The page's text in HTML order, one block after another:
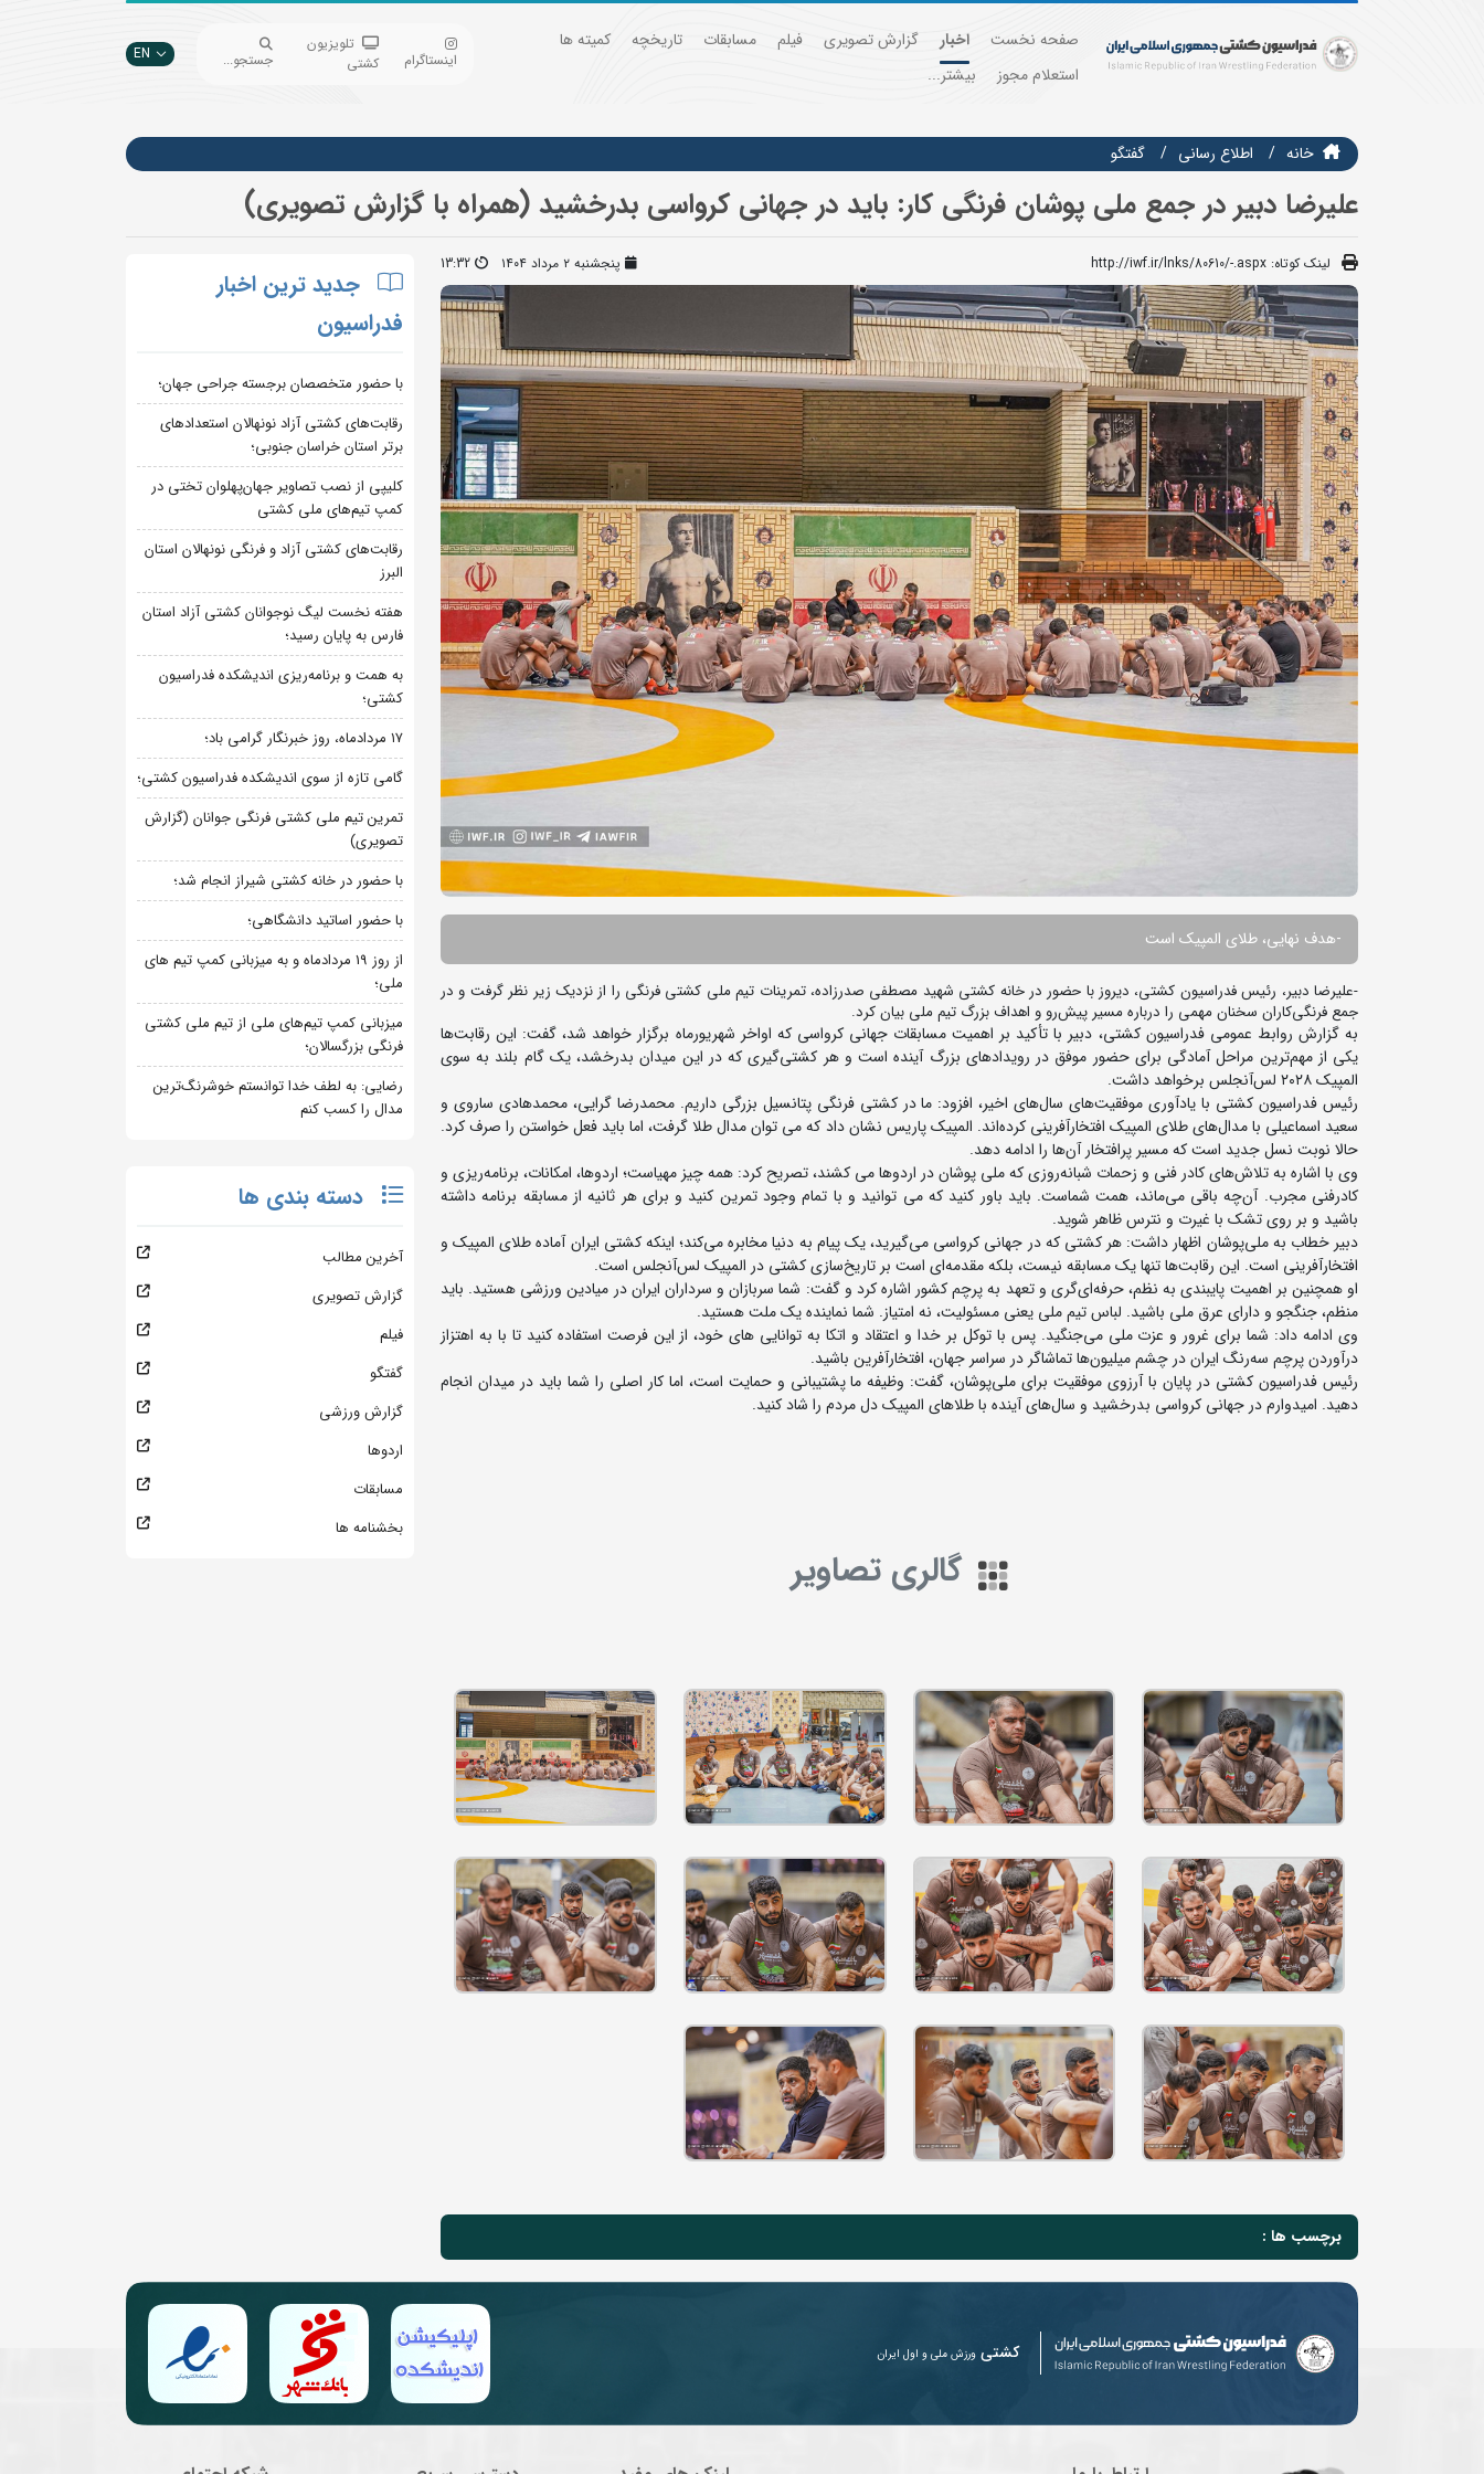
صفحه نخست اخبار گزارش تصویری فیلم مسابقات تاریخچه
کمیته ها
استعلام مجوز
بیشتر...
اینستاگرام
تلویزیون
کشتی
جستجو... EN
خانه اطلاع رسانی گفتگو
علیرضا دبیر در جمع ملی پوشان فرنگی کار: باید در جهانی کرواسی بدرخشید (همراه با گزارش تصویری)
لینک کوتاه: http://iwf.ir/lnks/80610/-.aspx پنجشنبه ۲ مرداد ۱۴۰۴ 13:32
-هدف نهایی، طلای المپیک است
-علیرضا دبیر، رئیس فدراسیون کشتی، دیروز با حضور در خانه کشتی شهید مصطفی صدرزاده، تمرینات تیم ملی کشتی فرنگی را از نزدیک زیر نظر گرفت و در
جمع فرنگی‌کاران سخنان مهمی را درباره مسیر پیش‌رو و اهداف بزرگ تیم ملی بیان کرد.
به گزارش روابط عمومی فدراسیون کشتی، دبیر با تأکید بر اهمیت مسابقات جهانی کرواسی که اواخر شهریورماه برگزار خواهد شد، گفت: این رقابت‌ها
یکی از مهم‌ترین مراحل آمادگی برای حضور موفق در رویدادهای بزرگ آینده است و هر کشتی‌گیری که در این میدان بدرخشد، یک گام بلند به سوی
المپیک ۲۰۲۸ لس‌آنجلس برخواهد داشت.
رئیس فدراسیون کشتی با یادآوری موفقیت‌های سال‌های اخیر، افزود: ما در کشتی فرنگی پتانسیل بزرگی داریم. محمدرضا گرایی، محمدهادی ساروی و
سعید اسماعیلی با مدال‌های طلای المپیک افتخارآفرینی کرده‌اند. المپیک پاریس نشان داد که می توان مدال طلا گرفت، اما باید فعل خواستن را صرف کرد.
حالا نوبت نسل جدید است که مسیر پرافتخار آن‌ها را ادامه دهد.
وی با اشاره به تلاش‌های کادر فنی و زحمات شبانه‌روزی که ملی پوشان در اردوها می کشند، تصریح کرد: همه چیز مهیاست؛ اردوها، امکانات، برنامه‌ریزی و
کادرفنی مجرب. آن‌چه باقی می‌ماند، همت شماست. باید باور کنید که می توانید و با تمام وجود تمرین کنید و برای هر ثانیه از مسابقه برنامه داشته
باشید و بر روی تشک با غیرت و نترس ظاهر شوید.
دبیر خطاب به ملی‌پوشان اظهار داشت: هر کشتی که در جهانی کرواسی می‌گیرید، یک پیام به دنیا مخابره می‌کند؛ اینکه کشتی ایران آماده طلای المپیک و
افتخارآفرینی است. این رقابت‌ها تنها یک مسابقه نیست، بلکه مقدمه‌ای است بر تاریخ‌سازی کشتی در المپیک لس‌آنجلس است.
او همچنین بر اهمیت پایبندی به نظم، حرفه‌ای‌گری و تعهد به پرچم کشور اشاره کرد و گفت: شما سربازان و سرداران ایران در میادین ورزشی هستید. باید
منظم، جنگجو و دارای عرق ملی باشید. لباس تیم ملی یعنی مسئولیت، نه امتیاز. شما نماینده یک ملت هستید.
وی ادامه داد: شما برای غرور و عزت ملی می‌جنگید. پس با توکل بر خدا و اعتقاد و اتکا به توانایی های خود، از این فرصت استفاده کنید تا با به اهتزاز
درآوردن پرچم سه‌رنگ ایران در چشم میلیون‌ها تماشاگر در سراسر جهان، افتخارآفرین باشید.
رئیس فدراسیون کشتی در پایان با آرزوی موفقیت برای ملی‌پوشان، گفت: وظیفه ما پشتیبانی و حمایت است، اما کار اصلی را شما باید در میدان انجام
دهید. امیدوارم در جهانی کرواسی بدرخشید و سال‌های آینده با طلاهای المپیک دل مردم را شاد کنید.
گالری تصاویر
برچسب ها :
جدید ترین اخبار
فدراسیون
با حضور متخصصان برجسته جراحی جهان؛
رقابت‌های کشتی آزاد نونهالان استعدادهای
برتر استان خراسان جنوبی؛
کلیپی از نصب تصاویر جهان‌پهلوان تختی در
کمپ تیم‌های ملی کشتی
رقابت‌های کشتی آزاد و فرنگی نونهالان استان
البرز
هفته نخست لیگ نوجوانان کشتی آزاد استان
فارس به پایان رسید؛
به همت و برنامه‌ریزی اندیشکده فدراسیون
کشتی؛
۱۷ مردادماه، روز خبرنگار گرامی باد؛
گامی تازه از سوی اندیشکده فدراسیون کشتی؛
تمرین تیم ملی کشتی فرنگی جوانان (گزارش
تصویری)
با حضور در خانه کشتی شیراز انجام شد؛
با حضور اساتید دانشگاهی؛
از روز 19 مردادماه و به میزبانی کمپ تیم های
ملی؛
میزبانی کمپ تیم‌های ملی از تیم ملی کشتی
فرنگی بزرگسالان؛
رضایی: به لطف خدا توانستم خوشرنگ‌ترین
مدال را کسب کنم
دسته بندی ها
آخرین مطالب
گزارش تصویری
فیلم
گفتگو
گزارش ورزشی
اردوها
مسابقات
بخشنامه ها
کشتی ورزش ملی و اول ایران